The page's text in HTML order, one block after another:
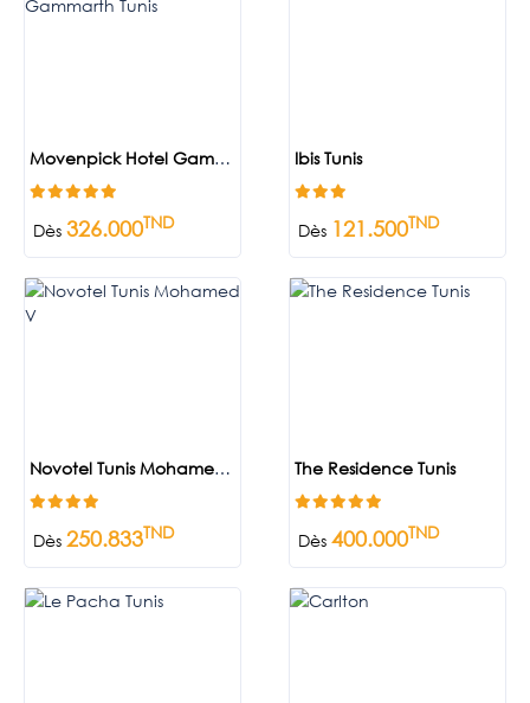
Movenpick Hotel Gammarth Tunis
Dès326.000TND
Ibis Tunis
Dès 121.500TND
Novotel Tunis Mohamed V
Dès250.833TND
The Residence Tunis
Dès400.000TND